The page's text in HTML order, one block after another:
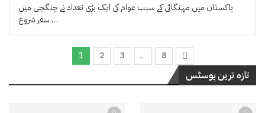
پاکستان میں مہنگائی کے سبب عوام کی ایک بڑی تعداد نے چنگچی میں
سفر شروع …
1 2 3 … 8
تازہ ترین پوسٹس